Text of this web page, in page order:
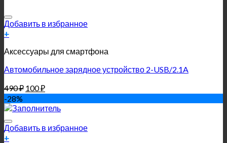
Добавить в избранное
+
Аксессуары для смартфона
Автомобильное зарядное устройство 2-USB/2.1A
490₽ 100₽
-28%
Добавить в избранное
+